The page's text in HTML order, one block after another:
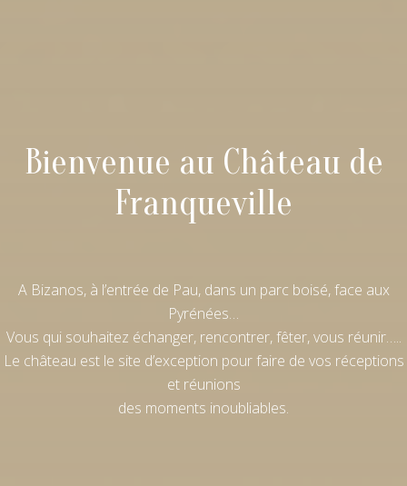
Bienvenue au Château de
Franqueville
A Bizanos, à l’entrée de Pau, dans un parc boisé, face aux
Pyrénées…
Vous qui souhaitez échanger, rencontrer, fêter, vous réunir…..
Le château est le site d’exception pour faire de vos réceptions
et réunions
des moments inoubliables.